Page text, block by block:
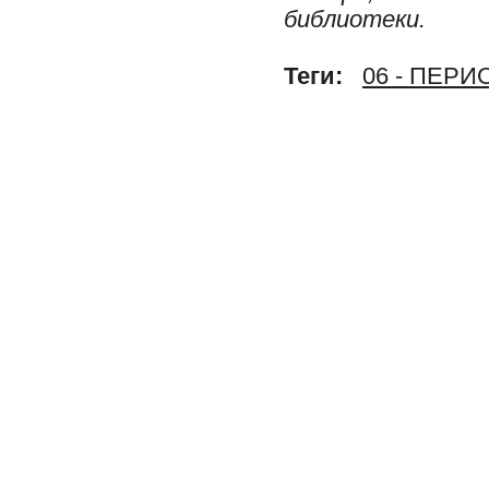
библиотеки.
Теги: 06 -